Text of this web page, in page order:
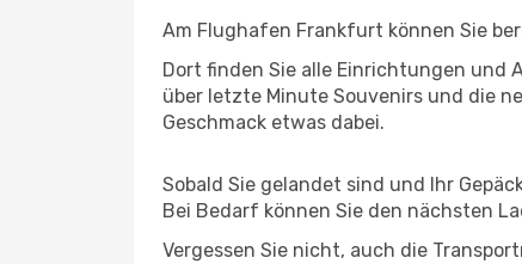
Am Flughafen Frankfurt können Sie
Dort finden Sie alle Einrichtungen und
über letzte Minute Souvenirs und die
Geschmack etwas dabei.
Sobald Sie gelandet sind und Ihr
Bei Bedarf können Sie den nächsten
Vergessen Sie nicht, auch die